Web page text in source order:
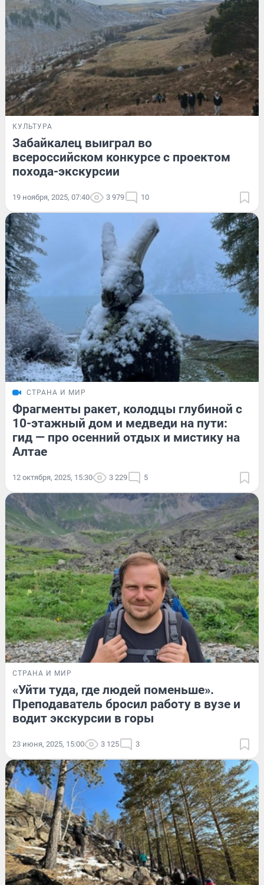
КУЛЬТУРА
Забайкалец выиграл во
всероссийском конкурсе с проектом
похода-экскурсии
19 ноября, 2025, 07:40 3 979 10
СТРАНА И МИР
Фрагменты ракет, колодцы глубиной с
10-этажный дом и медведи на пути:
гид — про осенний отдых и мистику на
Алтае
12 октября, 2025, 15:30 3 229 5
СТРАНА И МИР
«Уйти туда, где людей поменьше».
Преподаватель бросил работу в вузе и
водит экскурсии в горы
23 июня, 2025, 15:00 3 125 3